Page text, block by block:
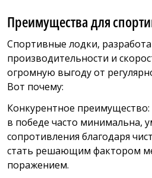
Преимущества для
Спортивные лодки,
производительности и
огромную выгоду от
Вот почему:
Конкурентное преимущество:
в победе часто минимальна,
сопротивления благодаря
стать решающим фактором
поражением.